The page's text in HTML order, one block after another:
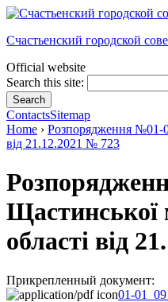
Счастьенский городской
Official website
Search this site:
ContactsSitemap
Home › Розпорядження №01-
від 21.12.2021 № 723
Щастинської
області від
Прикрепленный документ:
01-